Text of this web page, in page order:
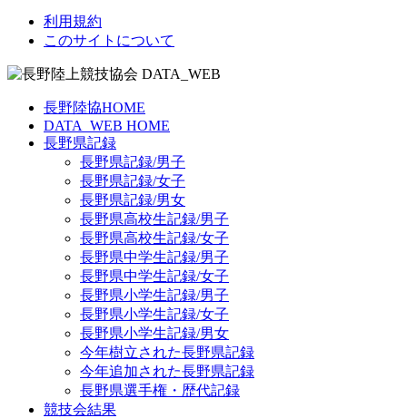
利用規約
このサイトについて
長野陸協HOME
DATA_WEB HOME
長野県記録
長野県記録/男子
長野県記録/女子
長野県記録/男女
長野県高校生記録/男子
長野県高校生記録/女子
長野県中学生記録/男子
長野県中学生記録/女子
長野県小学生記録/男子
長野県小学生記録/女子
長野県小学生記録/男女
今年樹立された長野県記録
今年追加された長野県記録
長野県選手権・歴代記録
競技会結果